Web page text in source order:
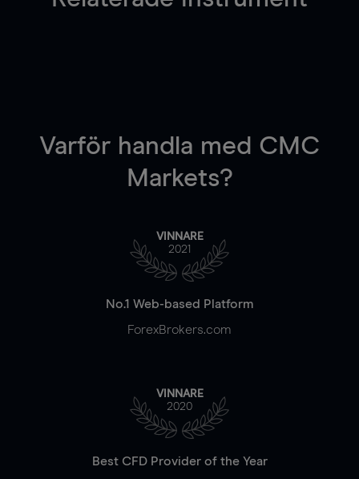
Varför handla med CMC
Markets?
VINNARE
2021
No.1 Web-based Platform
ForexBrokers.com
VINNARE
2020
Best CFD Provider of the Year